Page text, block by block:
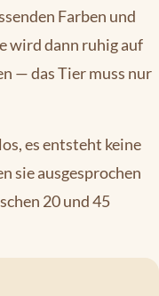
Farben und
wird dann ruhig auf
— das Tier muss nur
es entsteht keine
sie ausgesprochen
20 und 45